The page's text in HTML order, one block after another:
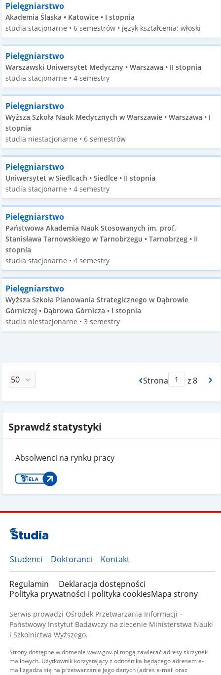
Pielęgniarstwo
Akademia Śląska • Katowice • I stopnia
studia stacjonarne • 6 semestrów • język kształcenia: włoski
Pielęgniarstwo
Warszawski Uniwersytet Medyczny • Warszawa • II stopnia
studia stacjonarne • 4 semestry
Pielęgniarstwo
Wyższa Szkoła Nauk Medycznych w Warszawie • Warszawa • I
stopnia
studia niestacjonarne • 6 semestrów
Pielęgniarstwo
Uniwersytet w Siedlcach • Siedlce • II stopnia
studia stacjonarne • 4 semestry
Pielęgniarstwo
Państwowa Akademia Nauk Stosowanych im. prof.
Stanisława Tarnowskiego w Tarnobrzegu • Tarnobrzeg • II
stopnia
studia stacjonarne • 4 semestry
Pielęgniarstwo
Wyższa Szkoła Planowania Strategicznego w Dąbrowie
Górniczej • Dąbrowa Górnicza • I stopnia
studia niestacjonarne • 3 semestry
Strona
Max Stronaz 8
Sprawdź statystyki
Absolwenci na rynku pracy
Studenci Doktoranci Kontakt
Regulamin
Deklaracja dostępności
Polityka prywatności i polityka cookiesMapa strony
Serwis prowadzi Ośrodek Przetwarzania Informacji –
Państwowy Instytut Badawczy na zlecenie Ministerstwa Nauki
i Szkolnictwa Wyższego.
Strony dostępne w domenie www.gov.pl mogą zawierać adresy skrzynek
mailowych. Użytkownik korzystający z odnośnika będącego adresem e-
mail zgadza się na przetwarzanie jego danych (adres e-mail oraz